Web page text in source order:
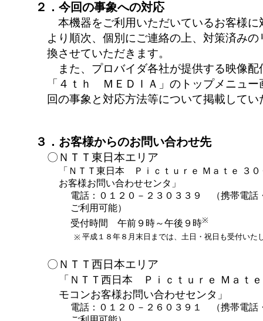
２．今回の事象への対応
本機器をご利用いただいているお客様に
より順次、個別にご連絡の上、対策済みの
換させていただきます。
また、プロバイダ各社が提供する映像配
「４ｔｈ ＭＥＤＩＡ」のトップメニュー
回の事象と対応方法等について掲載してい
３．お客様からのお問い合わせ先
〇ＮＴＴ東日本エリア
「ＮＴＴ東日本 Ｐｉｃｔｕｒｅ Ｍａｔｅ ３
お客様お問い合わせセンタ」
電話：０１２０－２３０３３９ （携帯電話
ご利用可能）
受付時間 午前９時～午後９時※
※ 平成１８年８月末日までは、土日・祝日も受付いた
〇ＮＴＴ西日本エリア
「ＮＴＴ西日本 Ｐｉｃｔｕｒｅ Ｍａｔ
モコンお客様お問い合わせセンタ」
電話：０１２０－２６０３９１ （携帯電話